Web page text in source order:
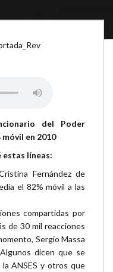
del Poder
en 2010
estas líneas:
Fernández de
el 82% móvil a las
compartidas por
de 30 mil reacciones
Sergio Massa
dicen que se
ANSES y otros que